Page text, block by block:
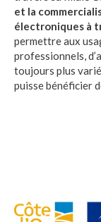
et la
électroniques à
permettre aux
professionnels,
toujours plus
puisse bénéficier